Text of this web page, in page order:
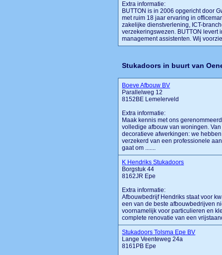
Extra informatie:
BUTTON is in 2006 opgericht door
met ruim 18 jaar ervaring in
zakelijke dienstverlening, ICT-
verzekeringswezen. BUTTON levert
management assistenten. Wij
Stukadoors in buurt van
Boeve Afbouw BV
Parallelweg 12
8152BE Lemelerveld
Extra informatie:
Maak kennis met ons
volledige afbouw van woningen.
decoratieve afwerkingen: we
verzekerd van een professionele
gaat om .......
K Hendriks Stukadoors
Borgstuk 44
8162JR Epe
Extra informatie:
Afbouwbedrijf Hendriks staat voor
een van de beste afbouwbedrijven
voornamelijk voor particulieren en
complete renovatie van een
Stukadoors Tolsma Epe BV
Lange Veenteweg 24a
8161PB Epe